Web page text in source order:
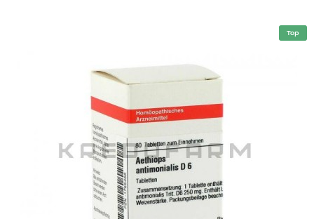
Top